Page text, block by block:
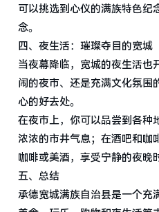
可以挑选到心仪的满族特色纪
念。
四、夜生活：璀璨夺目的宽城
当夜幕降临，宽城的夜生活也
闹的夜市、还是充满文化氛围
心的好去处。
在夜市上，你可以品尝到各种
浓浓的市井气息；在酒吧和咖
咖啡或美酒，享受宁静的夜晚
五、总结
承德宽城满族自治县是一个充